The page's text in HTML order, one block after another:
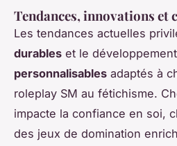
Tendances, innovations et
Les tendances actuelles
durables et le développement
personnalisables adaptés à
roleplay SM au fétichisme.
impacte la confiance en soi,
des jeux de domination